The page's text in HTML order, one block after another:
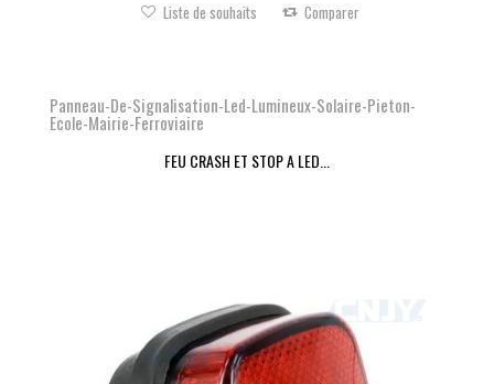
Liste de souhaits Comparer
Panneau-De-Signalisation-Led-Lumineux-Solaire-Pieton-
Ecole-Mairie-Ferroviaire
FEU CRASH ET STOP A LED...